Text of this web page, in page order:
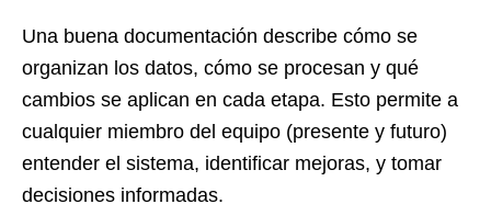
Una buena documentación describe cómo se
organizan los datos, cómo se procesan y qué
cambios se aplican en cada etapa. Esto permite a
cualquier miembro del equipo (presente y futuro)
entender el sistema, identificar mejoras, y tomar
decisiones informadas.